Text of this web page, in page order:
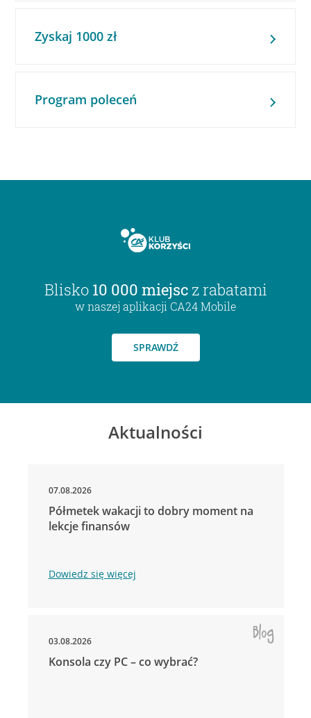
Zyskaj 1000 zł
Program poleceń
Blisko 10 000 miejsc z rabatami
w naszej aplikacji CA24 Mobile
SPRAWDŹ
Aktualności
07.08.2026
Półmetek wakacji to dobry moment na
lekcje finansów
Dowiedz się więcej
03.08.2026
Konsola czy PC – co wybrać?